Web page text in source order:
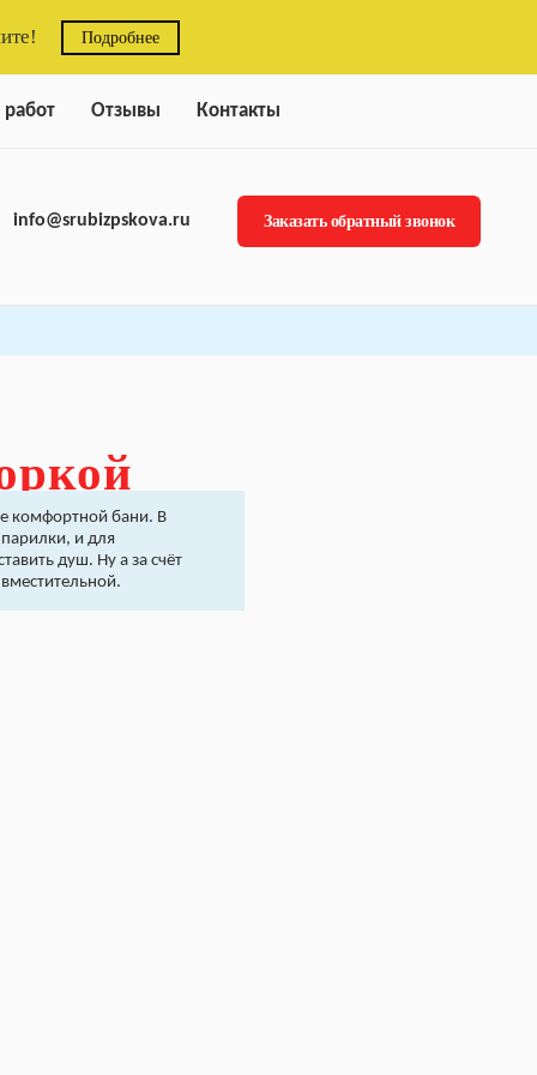
Подробнее
Отзывы Контакты
info@srubizpskova.ru Заказать обратный звонок
комфортной бани. В
и для
душ. Ну а за счёт